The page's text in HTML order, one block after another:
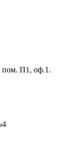
пом. П1, оф.1.